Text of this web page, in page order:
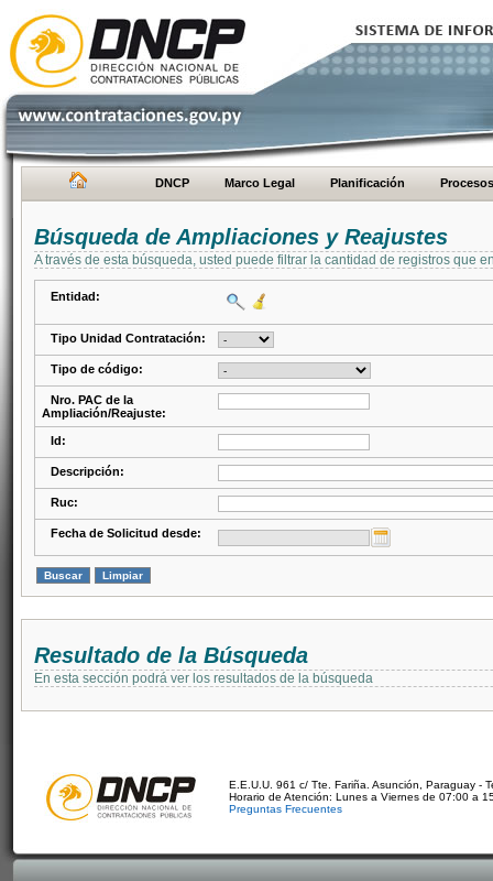
DNCP Marco Legal Planificación Procesos
Búsqueda de Ampliaciones y Reajustes
A través de esta búsqueda, usted puede filtrar la cantidad de registros que
Entidad:
Tipo Unidad Contratación:
Tipo de código:
Nro. PAC de la
Ampliación/Reajuste:
Id:
Descripción:
Ruc:
Fecha de Solicitud desde:
Resultado de la Búsqueda
En esta sección podrá ver los resultados de la búsqueda
E.E.U.U. 961 c/ Tte. Fariña. Asunción, Paraguay -
Horario de Atención: Lunes a Viernes de 07:00 a
Preguntas Frecuentes